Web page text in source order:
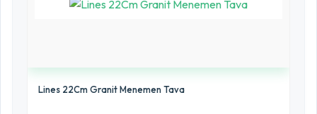
Lines 22Cm Granit Menemen Tava